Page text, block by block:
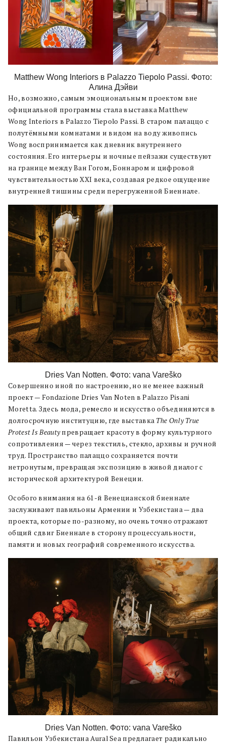
Matthew Wong Interiors в Palazzo Tiepolo Passi. Фото:
Алина Дэйви
Но, возможно, самым эмоциональным проектом вне
официальной программы стала выставка Matthew
Wong Interiors в Palazzo Tiepolo Passi. В старом палаццо с
полутёмными комнатами и видом на воду живопись
Wong воспринимается как дневник внутреннего
состояния. Его интерьеры и ночные пейзажи существуют
на границе между Ван Гогом, Боннаром и цифровой
чувствительностью XXI века, создавая редкое ощущение
внутренней тишины среди перегруженной Биеннале.
Dries Van Notten. Фото: vana Vareško
Совершенно иной по настроению, но не менее важный
проект — Fondazione Dries Van Noten в Palazzo Pisani
Moretta. Здесь мода, ремесло и искусство объединяются в
долгосрочную институцию, где выставка The Only True
Protest Is Beautyпревращает красоту в форму культурного
сопротивления — через текстиль, стекло, архивы и ручной
труд. Пространство палаццо сохраняется почти
нетронутым, превращая экспозицию в живой диалог с
исторической архитектурой Венеции.
Особого внимания на 61-й Венецианской биеннале
заслуживают павильоны Армении и Узбекистана — два
проекта, которые по-разному, но очень точно отражают
общий сдвиг Биеннале в сторону процессуальности,
памяти и новых географий современного искусства.
Dries Van Notten. Фото: vana Vareško
Павильон Узбекистана Aural Sea предлагает радикально